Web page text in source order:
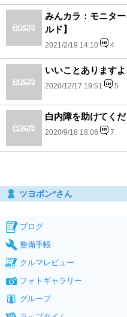
みんカラ：モニタ
ルド】
2021/2/19 14:10 4
いいことあります
2020/12/17 19:51 5
白内障を助けてく
2020/9/18 18:06 7
ツヨポン*さん
ブログ
整備手帳
クルマレビュー
フォトギャラリー
グループ